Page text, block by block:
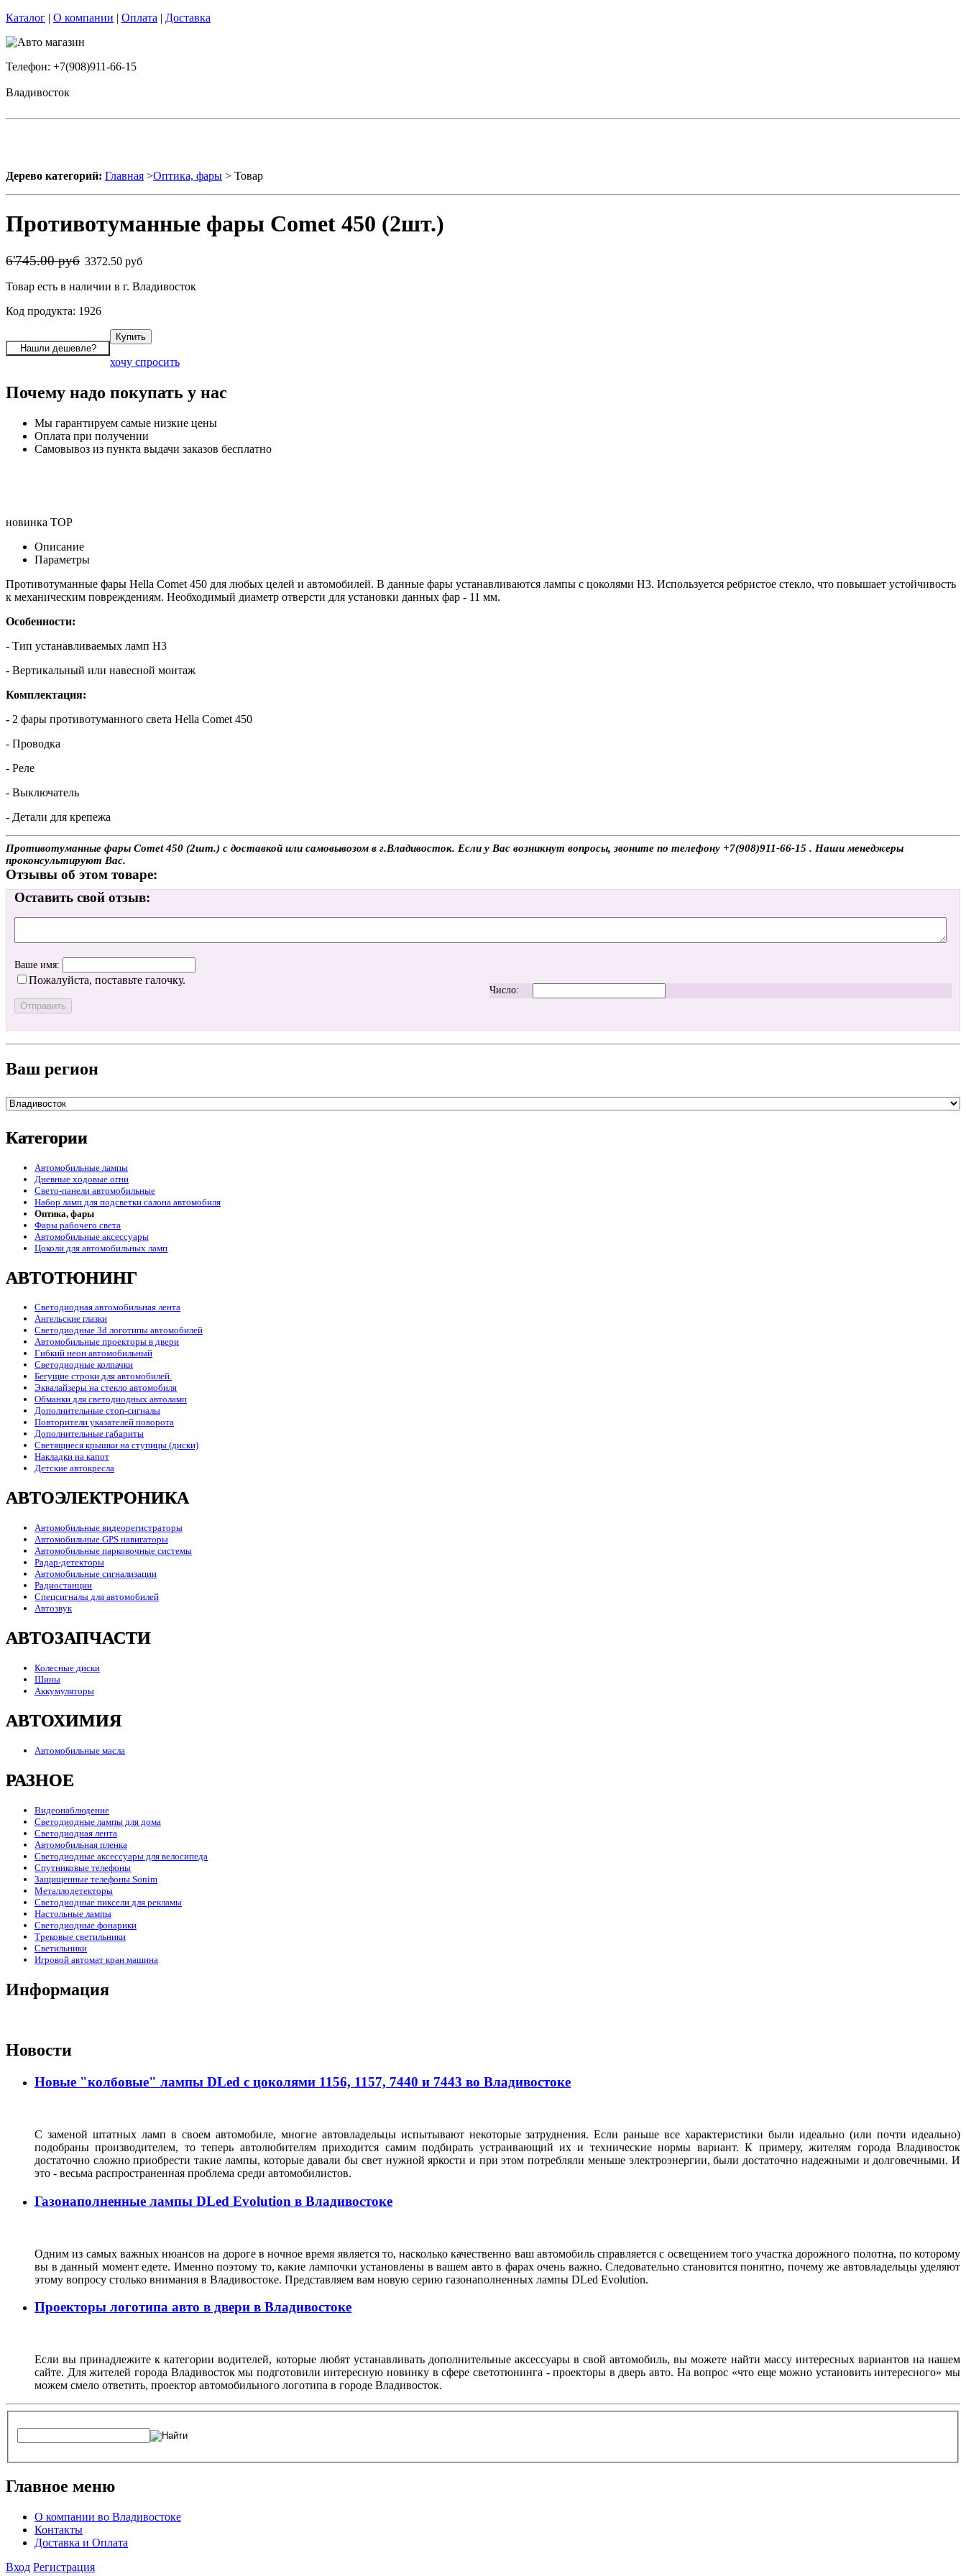
Каталог | О компании | Оплата | Доставка
Телефон: +7(908)911-66-15
Владивосток
Дерево категорий: Главная >Оптика, фары > Товар
Противотуманные фары Comet 450 (2шт.)
6'745.00 руб 3372.50 руб
Товар есть в наличии в г. Владивосток
Код продукта: 1926
хочу спросить
Почему надо покупать у нас
Мы гарантируем самые низкие цены
Оплата при получении
Самовывоз из пункта выдачи заказов бесплатно
новинка TOP
Описание
Параметры
Противотуманные фары Hella Comet 450 для любых целей и автомобилей. В данные фары устанавливаются лампы с цоколями H3. Используется ребристое стекло, что повышает устойчивость
к механическим повреждениям. Необходимый диаметр отверсти для установки данных фар - 11 мм.
Особенности:
- Тип устанавливаемых ламп H3
- Вертикальный или навесной монтаж
Комплектация:
- 2 фары противотуманного света Hella Comet 450
- Проводка
- Реле
- Выключатель
- Детали для крепежа
Противотуманные фары Comet 450 (2шт.) с доставкой или самовывозом в г.Владивосток. Если у Вас возникнут вопросы, звоните по телефону +7(908)911-66-15 . Наши менеджеры
проконсультируют Вас.
Отзывы об этом товаре:
Оставить свой отзыв:
Ваше имя:
Пожалуйста, поставьте галочку.
Число:
Ваш регион
Категории
Автомобильные лампы
Дневные ходовые огни
Свето-панели автомобильные
Набор ламп для подсветки салона автомобиля
Оптика, фары
Фары рабочего света
Автомобильные аксессуары
Цоколи для автомобильных ламп
АВТОТЮНИНГ
Светодиодная автомобильная лента
Ангельские глазки
Светодиодные 3d логотипы автомобилей
Автомобильные проекторы в двери
Гибкий неон автомобильный
Светодиодные колпачки
Бегущие строки для автомобилей.
Эквалайзеры на стекло автомобиля
Обманки для светодиодных автоламп
Дополнительные стоп-сигналы
Повторители указателей поворота
Дополнительные габариты
Светящиеся крышки на ступицы (диски)
Накладки на капот
Детские автокресла
АВТОЭЛЕКТРОНИКА
Автомобильные видеорегистраторы
Автомобильные GPS навигаторы
Автомобильные парковочные системы
Радар-детекторы
Автомобильные сигнализации
Радиостанции
Спецсигналы для автомобилей
Автозвук
АВТОЗАПЧАСТИ
Колесные диски
Шины
Аккумуляторы
АВТОХИМИЯ
Автомобильные масла
РАЗНОЕ
Видеонаблюдение
Светодиодные лампы для дома
Светодиодная лента
Автомобильная пленка
Светодиодные аксессуары для велосипеда
Спутниковые телефоны
Защищенные телефоны Sonim
Металлодетекторы
Светодиодные пиксели для рекламы
Настольные лампы
Светодиодные фонарики
Трековые светильники
Светильники
Игровой автомат кран машина
Информация
Новости
Новые "колбовые" лампы DLed с цоколями 1156, 1157, 7440 и 7443 во Владивостоке
С заменой штатных ламп в своем автомобиле, многие автовладельцы испытывают некоторые затруднения. Если раньше все характеристики были идеально (или почти идеально)
подобраны производителем, то теперь автолюбителям приходится самим подбирать устраивающий их и технические нормы вариант. К примеру, жителям города Владивосток
достаточно сложно приобрести такие лампы, которые давали бы свет нужной яркости и при этом потребляли меньше электроэнергии, были достаточно надежными и долговечными. И
это - весьма распространенная проблема среди автомобилистов.
Газонаполненные лампы DLed Evolution в Владивостоке
Одним из самых важных нюансов на дороге в ночное время является то, насколько качественно ваш автомобиль справляется с освещением того участка дорожного полотна, по которому
вы в данный момент едете. Именно поэтому то, какие лампочки установлены в вашем авто в фарах очень важно. Следовательно становится понятно, почему же автовладельцы уделяют
этому вопросу столько внимания в Владивостоке. Представляем вам новую серию газонаполненных лампы DLed Evolution.
Проекторы логотипа авто в двери в Владивостоке
Если вы принадлежите к категории водителей, которые любят устанавливать дополнительные аксессуары в свой автомобиль, вы можете найти массу интересных вариантов на нашем
сайте. Для жителей города Владивосток мы подготовили интересную новинку в сфере светотюнинга - проекторы в дверь авто. На вопрос «что еще можно установить интересного» мы
можем смело ответить, проектор автомобильного логотипа в городе Владивосток.
Главное меню
О компании во Владивостоке
Контакты
Доставка и Оплата
Вход Регистрация